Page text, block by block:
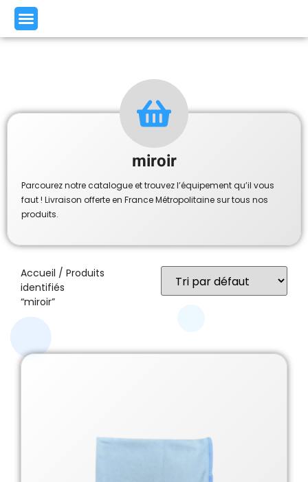
miroir
Parcourez notre catalogue et trouvez l’équipement qu’il vous
faut ! Livraison offerte en France Métropolitaine sur tous nos
produits.
Accueil / Produits
identifiés
“miroir”